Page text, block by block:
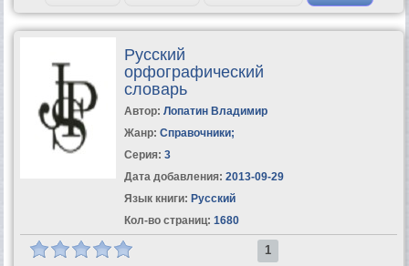
Русский
орфографический
словарь
Автор: Лопатин Владимир
Жанр: Справочники;
Серия: 3
Дата добавления: 2013-09-29
Язык книги: Русский
Кол-во страниц: 1680
1